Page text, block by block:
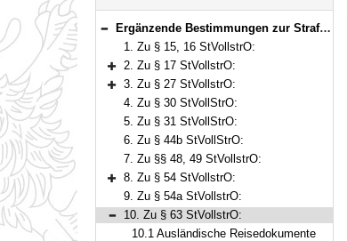
Bereich reduzieren
Ergänzende Bestimmungen zur Strafvollstreckungsordnung
1. Zu § 15, 16 StVollstrO:
Bereich erweitern
2. Zu § 17 StVollstrO:
Bereich erweitern
3. Zu § 27 StVollstrO:
4. Zu § 30 StVollStrO:
5. Zu § 31 StVollStrO:
6. Zu § 44b StVollStrO:
7. Zu §§ 48, 49 StVollstrO:
Bereich erweitern
8. Zu § 54 StVollstrO:
9. Zu § 54a StVollstrO:
Bereich reduzieren
10. Zu § 63 StVollstrO:
10.1 Ausländische Reisedokumente